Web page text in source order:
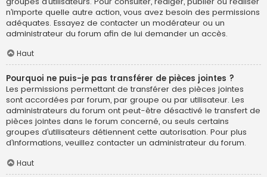
n’importe quelle autre action, vous avez besoin des permissions
adéquates. Essayez de contacter un modérateur ou un
administrateur du forum afin de lui demander un accès.
Haut
Pourquoi ne puis-je pas transférer de pièces jointes ?
Les permissions permettant de transférer des pièces jointes
sont accordées par forum, par groupe ou par utilisateur. Les
administrateurs du forum ont peut-être désactivé le transfert de
pièces jointes dans le forum concerné, ou seuls certains
groupes d’utilisateurs détiennent cette autorisation. Pour plus
d’informations, veuillez contacter un administrateur du forum.
Haut